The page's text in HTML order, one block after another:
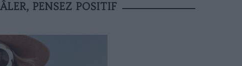
PENSEZ POSITIF